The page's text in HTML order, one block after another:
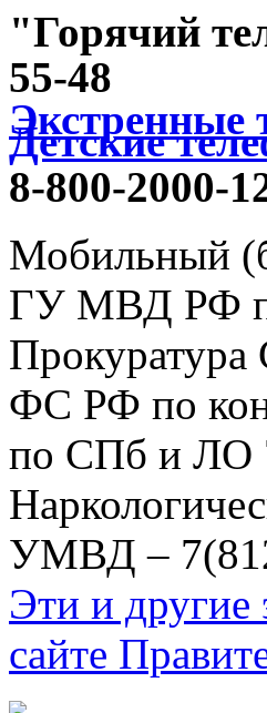
"Горячий
55-48
Экстренные
Детские
8-800-2000-
Мобильный
ГУ МВД РФ
ФС РФ по
по СПб и ЛО
УМВД –
Эти и
сайте